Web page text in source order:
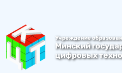
Учреждение
Минский
цифровых